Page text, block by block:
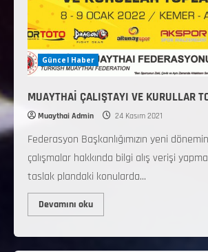
Güncel Haber
MUAYTHAİ ÇALIŞTAYI VE KURULLAR
Muaythai Admin 24 Kasım 2021
Federasyon Başkanlığımızın yeni
çalışmalar hakkında bilgi alış verişi
taslak plandaki konularda...
Devamını oku